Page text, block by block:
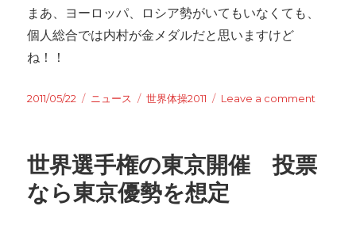
まあ、ヨーロッパ、ロシア勢がいてもいなくても、
個人総合では内村が金メダルだと思いますけど
ね！！
Posted
2011/05/22 Categories
ニュース Tags
世界体操2011 Leave a comment
界
世界選手権の東京開催 投票
なら東京優勢を想定